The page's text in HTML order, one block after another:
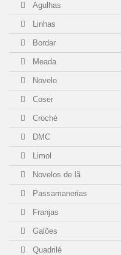
Agulhas
Linhas
Bordar
Meada
Novelo
Coser
Croché
DMC
Limol
Novelos de lã
Passamanerias
Franjas
Galões
Quadrilé